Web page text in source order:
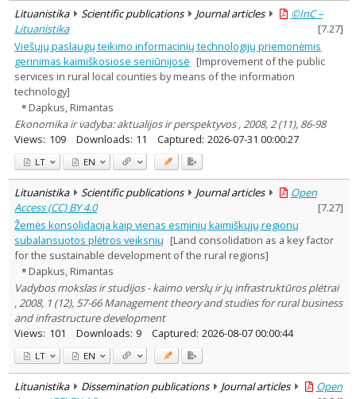
Lituanistika Scientific publications Journal articles
©InC –
Lituanistika
[7.27]
Viešųjų paslaugų teikimo informacinių technologijų priemonėmis
gerinimas kaimiškosiose seniūnijose [Improvement of the public
services in rural local counties by means of the information
technology]
Dapkus, Rimantas
Ekonomika ir vadyba: aktualijos ir perspektyvos , 2008, 2 (11), 86-98
Views: 109 Downloads: 11 Captured: 2026-07-31 00:00:27
LT EN
Lituanistika Scientific publications Journal articles
Open
Access (CC) BY 4.0
[7.27]
Žemės konsolidacija kaip vienas esminių kaimiškųjų regionų
subalansuotos plėtros veiksnių [Land consolidation as a key factor
for the sustainable development of the rural regions]
Dapkus, Rimantas
Vadybos mokslas ir studijos - kaimo verslų ir jų infrastruktūros plėtrai
, 2008, 1 (12), 57-66 Management theory and studies for rural business
and infrastructure development
Views: 101 Downloads: 9 Captured: 2026-08-07 00:00:44
LT EN
Lituanistika Dissemination publications Journal articles
Open